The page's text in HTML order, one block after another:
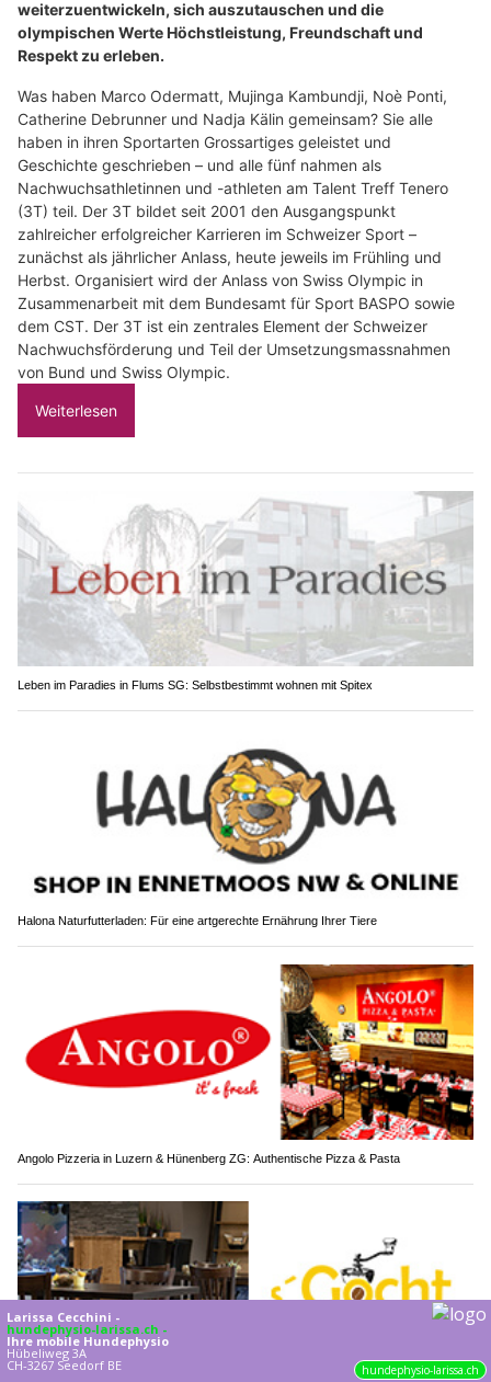
weiterzuentwickeln, sich auszutauschen und die
olympischen Werte Höchstleistung, Freundschaft und
Respekt zu erleben.
Was haben Marco Odermatt, Mujinga Kambundji, Noè Ponti,
Catherine Debrunner und Nadja Kälin gemeinsam? Sie alle
haben in ihren Sportarten Grossartiges geleistet und
Geschichte geschrieben – und alle fünf nahmen als
Nachwuchsathletinnen und -athleten am Talent Treff Tenero
(3T) teil. Der 3T bildet seit 2001 den Ausgangspunkt
zahlreicher erfolgreicher Karrieren im Schweizer Sport –
zunächst als jährlicher Anlass, heute jeweils im Frühling und
Herbst. Organisiert wird der Anlass von Swiss Olympic in
Zusammenarbeit mit dem Bundesamt für Sport BASPO sowie
dem CST. Der 3T ist ein zentrales Element der Schweizer
Nachwuchsförderung und Teil der Umsetzungsmassnahmen
von Bund und Swiss Olympic.
Weiterlesen
Leben im Paradies in Flums SG: Selbstbestimmt wohnen mit Spitex
Halona Naturfutterladen: Für eine artgerechte Ernährung Ihrer Tiere
Angolo Pizzeria in Luzern & Hünenberg ZG: Authentische Pizza & Pasta